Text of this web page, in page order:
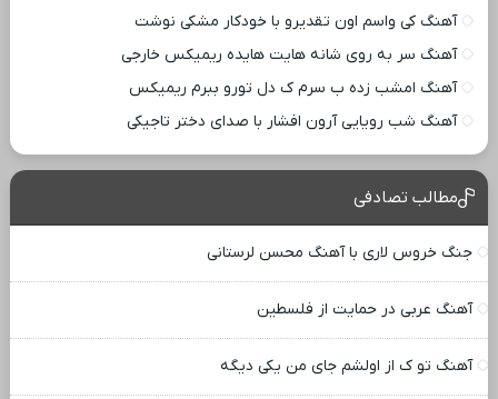
آهنگ کی واسم اون تقدیرو با خودکار مشکی نوشت
آهنگ سر به روی شانه هایت هایده ریمیکس خارجی
آهنگ امشب زده ب سرم ک دل تورو ببرم ریمیکس
آهنگ شب رویایی آرون افشار با صدای دختر تاجیکی
مطالب تصادفی
جنگ خروس لاری با آهنگ محسن لرستانی
آهنگ عربی در حمایت از فلسطین
آهنگ تو ک از اولشم جای من یکی دیگه